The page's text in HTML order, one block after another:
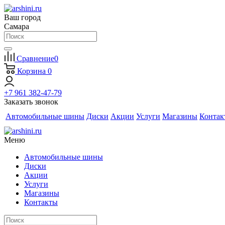
Ваш город
Самара
Сравнение0
Корзина 0
+7 961 382-47-79
Заказать звонок
Автомобильные шины Диски Акции Услуги Магазины
Меню
Автомобильные шины
Диски
Акции
Услуги
Магазины
Контакты